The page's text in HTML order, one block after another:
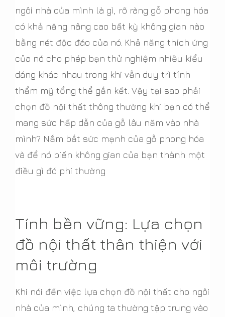
ngôi nhà của mình là gì, rõ ràng gỗ phong hóa
có khả năng nâng cao bất kỳ không gian nào
bằng nét độc đáo của nó. Khả năng thích ứng
của nó cho phép bạn thử nghiệm nhiều kiểu
dáng khác nhau trong khi vẫn duy trì tính
thẩm mỹ tổng thể gắn kết. Vậy tại sao phải
chọn đồ nội thất thông thường khi bạn có thể
mang sức hấp dẫn của gỗ lâu năm vào nhà
mình? Nắm bắt sức mạnh của gỗ phong hóa
và để nó biến không gian của bạn thành một
điều gì đó phi thường
Tính bền vững: Lựa chọn
đồ nội thất thân thiện với
môi trường
Khi nói đến việc lựa chọn đồ nội thất cho ngôi
nhà của mình, chúng ta thường tập trung vào